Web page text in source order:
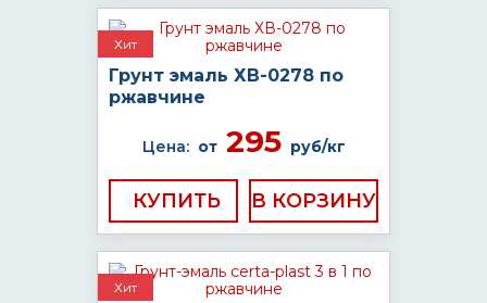
Хит
Грунт эмаль ХВ-0278 по
ржавчине
Цена: от295 руб/кг
КУПИТЬ
Хит